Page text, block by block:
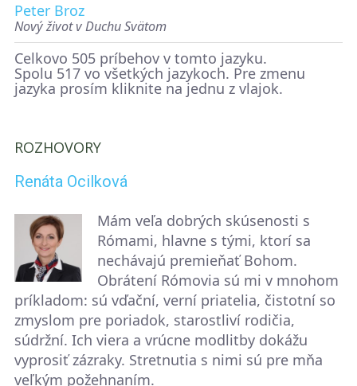
Peter Broz
Nový život v Duchu Svätom
Celkovo 505 príbehov v tomto jazyku.
Spolu 517 vo všetkých jazykoch. Pre zmenu
jazyka prosím kliknite na jednu z vlajok.
ROZHOVORY
Renáta Ocilková
Mám veľa dobrých skúsenosti s
Rómami, hlavne s tými, ktorí sa
nechávajú premieňať Bohom.
Obrátení Rómovia sú mi v mnohom
príkladom: sú vďační, verní priatelia, čistotní so
zmyslom pre poriadok, starostliví rodičia,
súdržní. Ich viera a vrúcne modlitby dokážu
vyprosiť zázraky. Stretnutia s nimi sú pre mňa
veľkým požehnaním.